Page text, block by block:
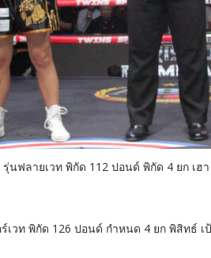
รุ่นฟลายเวท พิกัด 112 ปอนด์ พิกัด 4 ยก
ร์เวท พิกัด 126 ปอนด์ กำหนด 4 ยก พิสิทธ์